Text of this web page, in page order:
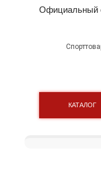
Официальный
КАТАЛОГ